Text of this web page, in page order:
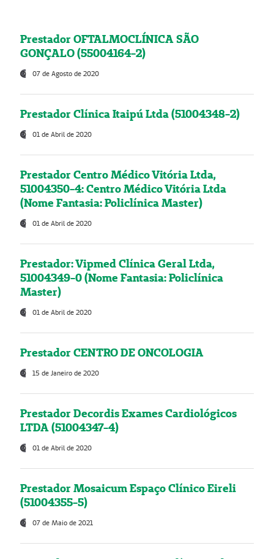
Prestador OFTALMOCLÍNICA SÃO
GONÇALO (55004164-2)
07 de Agosto de 2020
Prestador Clínica Itaipú Ltda (51004348-2)
01 de Abril de 2020
Prestador Centro Médico Vitória Ltda,
51004350-4: Centro Médico Vitória Ltda
(Nome Fantasia: Policlínica Master)
01 de Abril de 2020
Prestador: Vipmed Clínica Geral Ltda,
51004349-0 (Nome Fantasia: Policlínica
Master)
01 de Abril de 2020
Prestador CENTRO DE ONCOLOGIA
15 de Janeiro de 2020
Prestador Decordis Exames Cardiológicos
LTDA (51004347-4)
01 de Abril de 2020
Prestador Mosaicum Espaço Clínico Eireli
(51004355-5)
07 de Maio de 2021